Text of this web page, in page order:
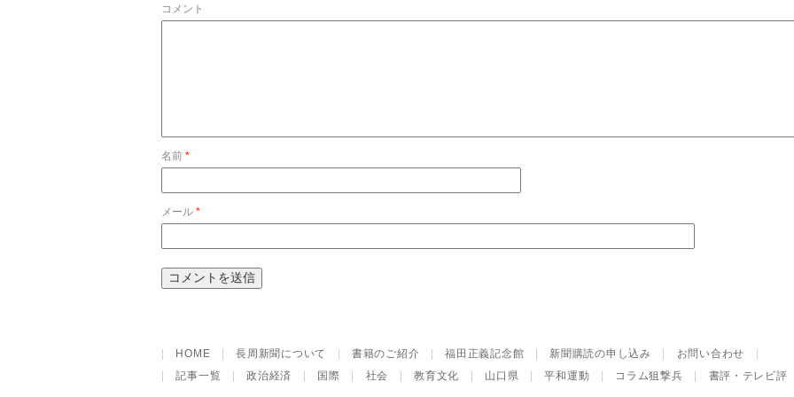
コメント
名前 *
メール *
| HOME |長周新聞について |書籍のご紹介 |福田正義記念館 | 新聞購読の申し込み | お問い合わせ |
|記事一覧 |政治経済 | 国際 | 社会 |教育文化 | 山口県 |平和運動 | コラム狙撃兵 | 書評・テレビ評